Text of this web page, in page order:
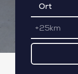
+25km